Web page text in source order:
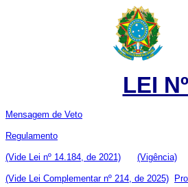
LEI
Mensagem de Veto
Regulamento
(Vide Lei nº 14.184, de 2021) (Vigência)
(Vide Lei Complementar nº 214, de 2025)